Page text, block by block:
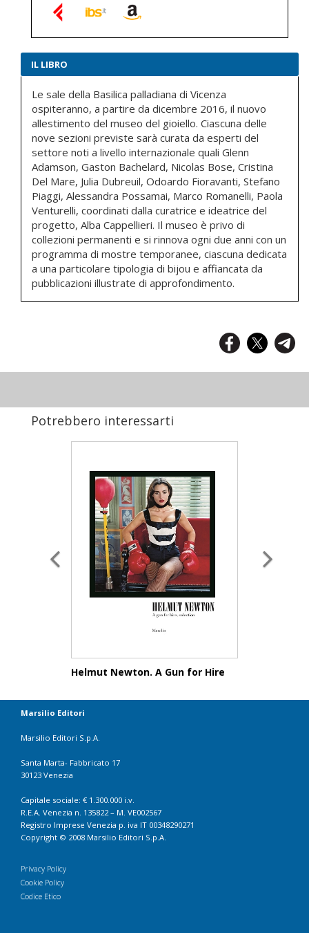
IL LIBRO
Le sale della Basilica palladiana di Vicenza
ospiteranno, a partire da dicembre 2016, il nuovo
allestimento del museo del gioiello. Ciascuna delle
nove sezioni previste sarà curata da esperti del
settore noti a livello internazionale quali Glenn
Adamson, Gaston Bachelard, Nicolas Bose, Cristina
Del Mare, Julia Dubreuil, Odoardo Fioravanti, Stefano
Piaggi, Alessandra Possamai, Marco Romanelli, Paola
Venturelli, coordinati dalla curatrice e ideatrice del
progetto, Alba Cappellieri. Il museo è privo di
collezioni permanenti e si rinnova ogni due anni con un
programma di mostre temporanee, ciascuna dedicata
a una particolare tipologia di bijou e affiancata da
pubblicazioni illustrate di approfondimento.
Potrebbero interessarti
Helmut Newton. A Gun for Hire
Marsilio Editori
Marsilio Editori S.p.A.
Santa Marta- Fabbricato 17
30123 Venezia
Capitale sociale: € 1.300.000 i.v.
R.E.A. Venezia n. 135822 – M. VE002567
Registro Imprese Venezia p. iva IT 00348290271
Copyright © 2008 Marsilio Editori S.p.A.
Privacy Policy
Cookie Policy
Codice Etico